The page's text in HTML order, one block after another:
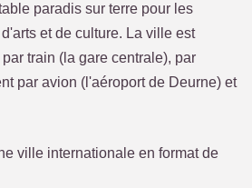
paradis sur terre pour les
et de culture. La ville est
train (la gare centrale), par
par avion (l'aéroport de Deurne) et
ville internationale en format de